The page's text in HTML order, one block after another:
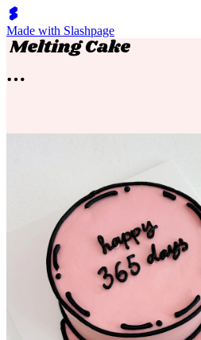
Made with Slashpage